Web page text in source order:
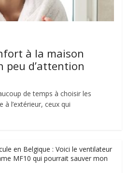
à la maison
peu d’attention
de temps à choisir les
à l’extérieur, ceux qui
en Belgique : Voici le ventilateur
MF10 qui pourrait sauver mon